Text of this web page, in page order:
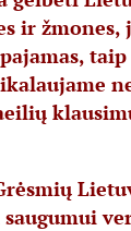
ir žmones,